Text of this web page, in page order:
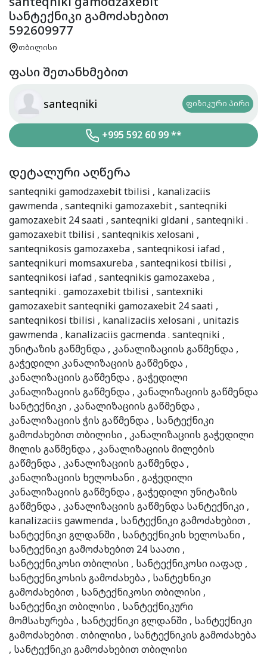
სანტექნიკი გამოძახებით
592609977
თბილისი
ფასი შეთანხმებით
santeqniki ფიზიკური პირი
+995 592 60 99 **
დეტალური აღწერა
santeqniki gamodzaxebit tbilisi , kanalizaciis
gawmenda , santeqniki gamozaxebit , santeqniki
gamozaxebit 24 saati , santeqniki gldani , santeqniki .
gamozaxebit tbilisi , santeqnikis xelosani ,
santeqnikosis gamozaxeba , santeqnikosi iafad ,
santeqnikuri momsaxureba , santeqnikosi tbilisi ,
santeqnikosi iafad , santeqnikis gamozaxeba ,
santeqniki . gamozaxebit tbilisi , santexniki
gamozaxebit santeqniki gamozaxebit 24 saati ,
santeqnikosi tbilisi , kanalizaciis xelosani , unitazis
gawmenda , kanalizaciis gacmenda . santeqniki ,
უნიტაზის გაწმენდა , კანალიზაციის გაწმენდა ,
გაჭედილი კანალიზაციის გაწმენდა ,
კანალიზაციის გაწმენდა , გაჭედილი
კანალიზაციის გაწმენდა , კანალიზაციის გაწმენდა
სანტექნიკი , კანალიზაციის გაწმენდა ,
კანალიზაციის ჭის გაწმენდა , სანტექნიკი
გამოძახებით თბილისი , კანალიზაციის გაჭედილი
მილის გაწმენდა , კანალიზაციის მილების
გაწმენდა , კანალიზაციის გაწმენდა ,
კანალიზაციის ხელოსანი , გაჭედილი
კანალიზაციის გაწმენდა , გაჭედილი უნიტაზის
გაწმენდა , კანალიზაციის გაწმენდა სანტექნიკი ,
kanalizaciis gawmenda , სანტექნიკი გამოძახებით ,
სანტექნიკი გლდანში , სანტექნიკის ხელოსანი ,
სანტექნიკი გამოძახებით 24 საათი ,
სანტექნიკოსი თბილისი , სანტექნიკოსი იაფად ,
სანტექნიკოსის გამოძახება , სანტეხნიკი
გამოძახებით , სანტექნიკოსი თბილისი ,
სანტექნიკი თბილისი , სანტექნიკური
მომსახურება , სანტექნიკი გლდანში , სანტექნიკი
გამოძახებით . თბილისი , სანტექნიკის გამოძახება
, სანტექნიკი გამოძახებით თბილისი